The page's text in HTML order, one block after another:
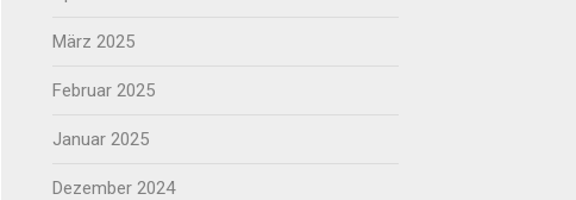
März 2025
Februar 2025
Januar 2025
Dezember 2024